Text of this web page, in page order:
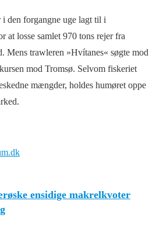
den forgangne uge lagt til i
at losse samlet 970 tons rejer fra
Mens trawleren »Hvítanes« søgte mod
mod Tromsø. Selvom fiskeriet
mængder, holdes humøret oppe
ensidige makrelkvoter